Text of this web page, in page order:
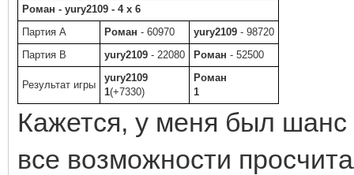
Роман - yury2109 - 4 x 6
Партия A
Роман - 60970 yury2109 - 98720
Партия B
yury2109 - 22080 Роман - 52500
Результат игры
yury2109
1(+7330)
Роман
1
Кажется, у меня был шанс
все возможности